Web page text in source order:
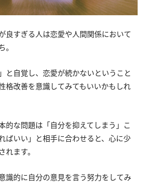
良すぎる人は恋愛や人間関係において
。
と自覚し、恋愛が続かないということ
格改善を意識してみてもいいかもしれ
的な問題は「自分を抑えてしまう」こ
ばいい」と相手に合わせると、心に少
れます。
識的に自分の意見を言う努力をしてみ